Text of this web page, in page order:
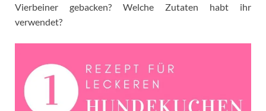
Vierbeiner gebacken? Welche Zutaten habt ihr
verwendet?